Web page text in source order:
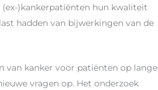
)kankerpatiënten hun kwaliteit
hadden van bijwerkingen van de
van kanker voor patiënten op lange
vragen op. Het onderzoek